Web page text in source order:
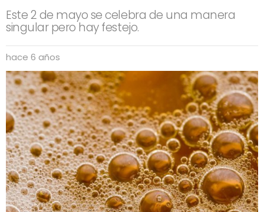
Este 2 de mayo se celebra de una manera
singular pero hay festejo.
hace 6 años